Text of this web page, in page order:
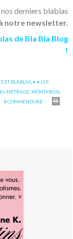
derniers blablas
notre newsletter.
de Bla Bla Blog
!
ET BLABLAS • • LES
MÉTRAGE MONTARGIS
0COMMENTAIRE